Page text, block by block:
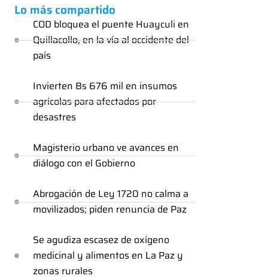
Lo más compartido
COD bloquea el puente Huayculi en
Quillacollo, en la vía al occidente del
país
Invierten Bs 676 mil en insumos
agrícolas para afectados por
desastres
Magisterio urbano ve avances en
diálogo con el Gobierno
Abrogación de Ley 1720 no calma a
movilizados; piden renuncia de Paz
Se agudiza escasez de oxígeno
medicinal y alimentos en La Paz y
zonas rurales